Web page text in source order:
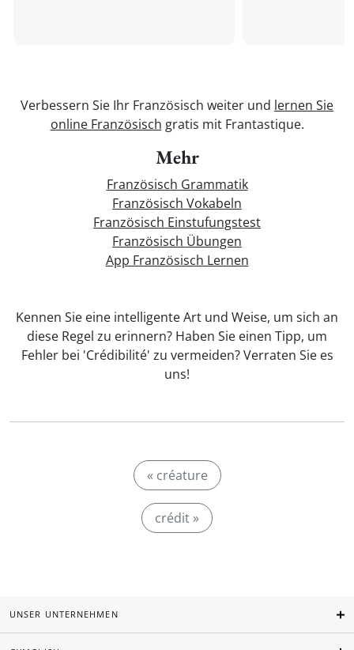
Verbessern Sie Ihr Französisch weiter und lernen Sie
online Französisch gratis mit Frantastique.
Mehr
Französisch Grammatik
Französisch Vokabeln
Französisch Einstufungstest
Französisch Übungen
App Französisch Lernen
Kennen Sie eine intelligente Art und Weise, um sich an
diese Regel zu erinnern? Haben Sie einen Tipp, um
Fehler bei 'Crédibilité' zu vermeiden? Verraten Sie es
uns!
« créature
crédit »
UNSER UNTERNEHMEN